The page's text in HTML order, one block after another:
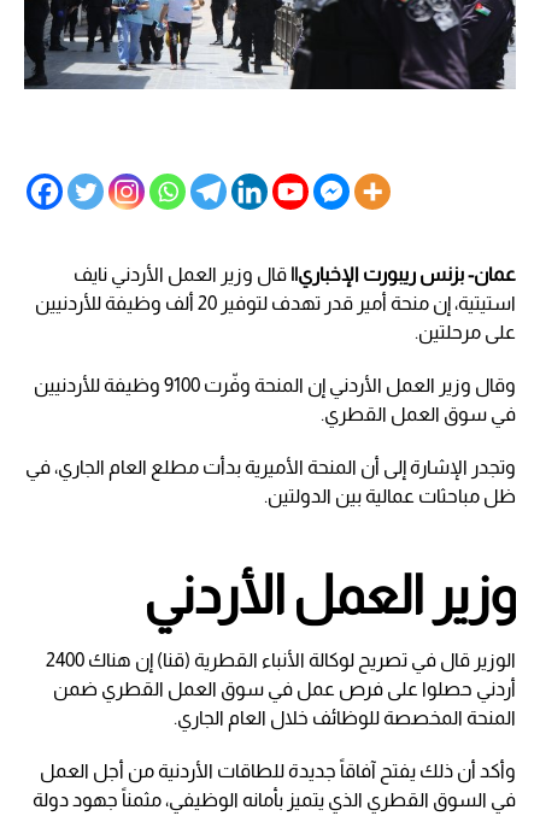
عمان- بزنس ريبورت الإخباري|| قال وزير العمل الأردني نايف
استيتية، إن منحة أمير قدر تهدف لتوفير 20 ألف وظيفة للأردنيين
على مرحلتين.
وقال وزير العمل الأردني إن المنحة وفّرت 9100 وظيفة للأردنيين
في سوق العمل القطري.
وتجدر الإشارة إلى أن المنحة الأميرية بدأت مطلع العام الجاري، في
ظل مباحثات عمالية بين الدولتين.
وزير العمل الأردني
الوزير قال في تصريح لوكالة الأنباء القطرية (قنا) إن هناك 2400
أردني حصلوا على فرص عمل في سوق العمل القطري ضمن
المنحة المخصصة للوظائف خلال العام الجاري.
وأكد أن ذلك يفتح آفاقاً جديدة للطاقات الأردنية من أجل العمل
في السوق القطري الذي يتميز بأمانه الوظيفي، مثمناً جهود دولة